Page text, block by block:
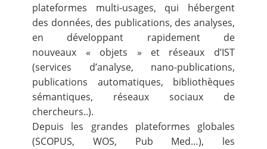
plateformes multi-usages, qui hébergent
des données, des publications, des analyses,
en développant rapidement de
nouveaux « objets » et réseaux d’IST
(services d’analyse, nano-publications,
publications automatiques, bibliothèques
sémantiques, réseaux sociaux de
chercheurs..).
Depuis les grandes plateformes globales
(SCOPUS, WOS, Pub Med…), les